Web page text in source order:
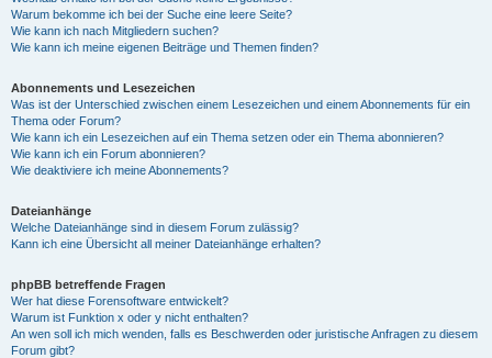
Warum bekomme ich bei der Suche eine leere Seite?
Wie kann ich nach Mitgliedern suchen?
Wie kann ich meine eigenen Beiträge und Themen finden?
Abonnements und Lesezeichen
Was ist der Unterschied zwischen einem Lesezeichen und einem Abonnements für ein
Thema oder Forum?
Wie kann ich ein Lesezeichen auf ein Thema setzen oder ein Thema abonnieren?
Wie kann ich ein Forum abonnieren?
Wie deaktiviere ich meine Abonnements?
Dateianhänge
Welche Dateianhänge sind in diesem Forum zulässig?
Kann ich eine Übersicht all meiner Dateianhänge erhalten?
phpBB betreffende Fragen
Wer hat diese Forensoftware entwickelt?
Warum ist Funktion x oder y nicht enthalten?
An wen soll ich mich wenden, falls es Beschwerden oder juristische Anfragen zu diesem
Forum gibt?